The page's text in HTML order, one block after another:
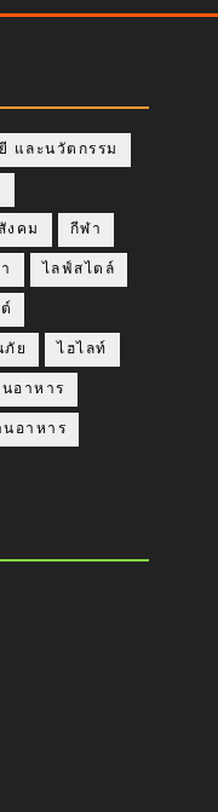
และนวัตกรรม
งคม กีฬา
ไลฟ์สไตล์
ภัย ไฮไลท์
อาหาร
นอาหาร